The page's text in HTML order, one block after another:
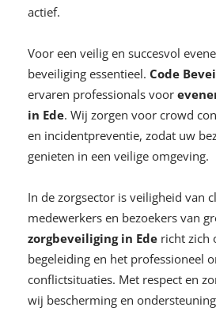
actief.
Voor een veilig en succesvol
beveiliging essentieel. Code
ervaren professionals voor
in Ede. Wij zorgen voor crowd
en incidentpreventie, zodat uw
genieten in een veilige omgeving.
In de zorgsector is veiligheid van
medewerkers en bezoekers van
zorgbeveiliging in Ede richt zich
begeleiding en het professioneel
conflictsituaties. Met respect en
wij bescherming en